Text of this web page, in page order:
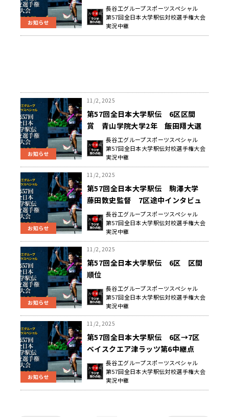
お知らせ
長谷工グループスポーツスペシャル
第57回全日本大学駅伝対校選手権大会
実況中継
お知らせ
11/2, 2025
第57回全日本大学駅伝 6区区間
賞 青山学院大学2年 飯田翔大選
手 インタビュー
長谷工グループスポーツスペシャル
第57回全日本大学駅伝対校選手権大会
実況中継
お知らせ
11/2, 2025
第57回全日本大学駅伝 駒澤大学
藤田敦史監督 7区途中インタビュ
長谷工グループスポーツスペシャル
第57回全日本大学駅伝対校選手権大会
実況中継
お知らせ
11/2, 2025
第57回全日本大学駅伝 6区 区間
順位
長谷工グループスポーツスペシャル
第57回全日本大学駅伝対校選手権大会
実況中継
お知らせ
11/2, 2025
第57回全日本大学駅伝 6区→7区
ベイスクエア津ラッツ第6中継点
通過順位長谷工グループスポーツスペシャル
第57回全日本大学駅伝対校選手権大会
実況中継